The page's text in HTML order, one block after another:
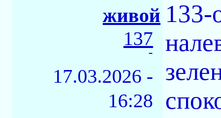
живой
137
-
17.03.2026 -
16:28
133-